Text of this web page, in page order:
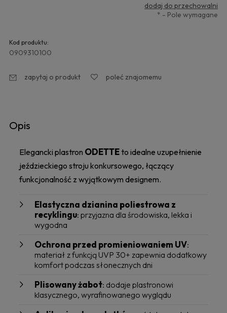
dodaj do przechowalni
* - Pole wymagane
Kod produktu:
0909310100
zapytaj o produkt poleć znajomemu
Opis
Elegancki plastron ODETTEto idealne uzupełnienie
jeździeckiego stroju konkursowego, łączący
funkcjonalność z wyjątkowym designem.
Elastyczna dzianina poliestrowa z
recyklingu: przyjazna dla środowiska, lekka i
wygodna
Ochrona przed promieniowaniem UV:
materiał z funkcją UVP 30+ zapewnia dodatkowy
komfort podczas słonecznych dni
Plisowany żabot: dodaje plastronowi
klasycznego, wyrafinowanego wyglądu